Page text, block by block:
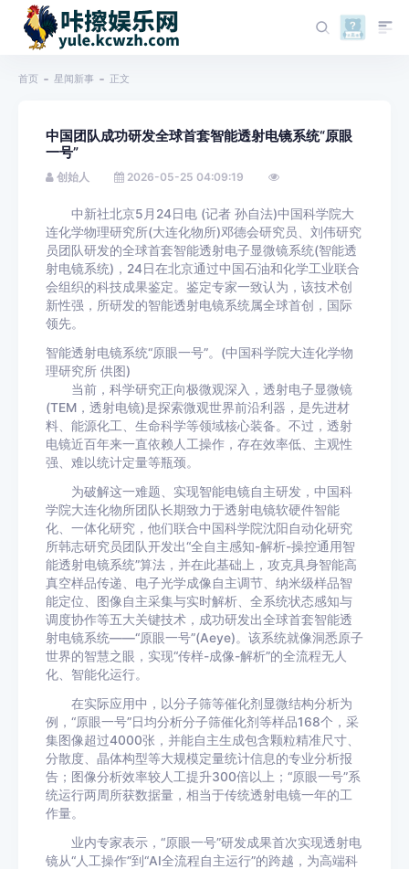
首页 星闻新事 正文
中国团队成功研发全球首套智能透射电镜系统“原眼
一号”
创始人 2026-05-25 04:09:19
中新社北京5月24日电 (记者 孙自法)中国科学院大
连化学物理研究所(大连化物所)邓德会研究员、刘伟研究
员团队研发的全球首套智能透射电子显微镜系统(智能透
射电镜系统)，24日在北京通过中国石油和化学工业联合
会组织的科技成果鉴定。鉴定专家一致认为，该技术创
新性强，所研发的智能透射电镜系统属全球首创，国际
领先。
智能透射电镜系统“原眼一号”。(中国科学院大连化学物
理研究所 供图)
当前，科学研究正向极微观深入，透射电子显微镜
(TEM，透射电镜)是探索微观世界前沿利器，是先进材
料、能源化工、生命科学等领域核心装备。不过，透射
电镜近百年来一直依赖人工操作，存在效率低、主观性
强、难以统计定量等瓶颈。
为破解这一难题、实现智能电镜自主研发，中国科
学院大连化物所团队长期致力于透射电镜软硬件智能
化、一体化研究，他们联合中国科学院沈阳自动化研究
所韩志研究员团队开发出“全自主感知-解析-操控通用智
能透射电镜系统”算法，并在此基础上，攻克具身智能高
真空样品传递、电子光学成像自主调节、纳米级样品智
能定位、图像自主采集与实时解析、全系统状态感知与
调度协作等五大关键技术，成功研发出全球首套智能透
射电镜系统——“原眼一号”(Aeye)。该系统就像洞悉原子
世界的智慧之眼，实现“传样-成像-解析”的全流程无人
化、智能化运行。
在实际应用中，以分子筛等催化剂显微结构分析为
例，“原眼一号”日均分析分子筛催化剂等样品168个，采
集图像超过4000张，并能自主生成包含颗粒精准尺寸、
分散度、晶体构型等大规模定量统计信息的专业分析报
告；图像分析效率较人工提升300倍以上；“原眼一号”系
统运行两周所获数据量，相当于传统透射电镜一年的工
作量。
业内专家表示，“原眼一号”研发成果首次实现透射电
镜从“人工操作”到“AI全流程自主运行”的跨越，为高端科